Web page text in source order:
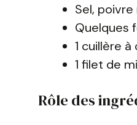
Sel,
Quelques
1 cuillère
1 filet de
Rôle des